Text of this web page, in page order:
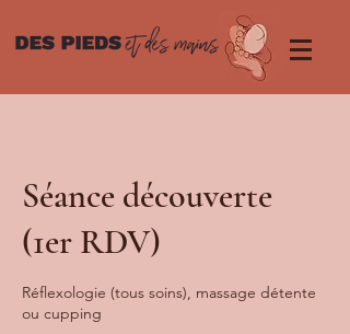
Séance découverte
(1er RDV)
Réflexologie (tous soins), massage détente
ou cupping